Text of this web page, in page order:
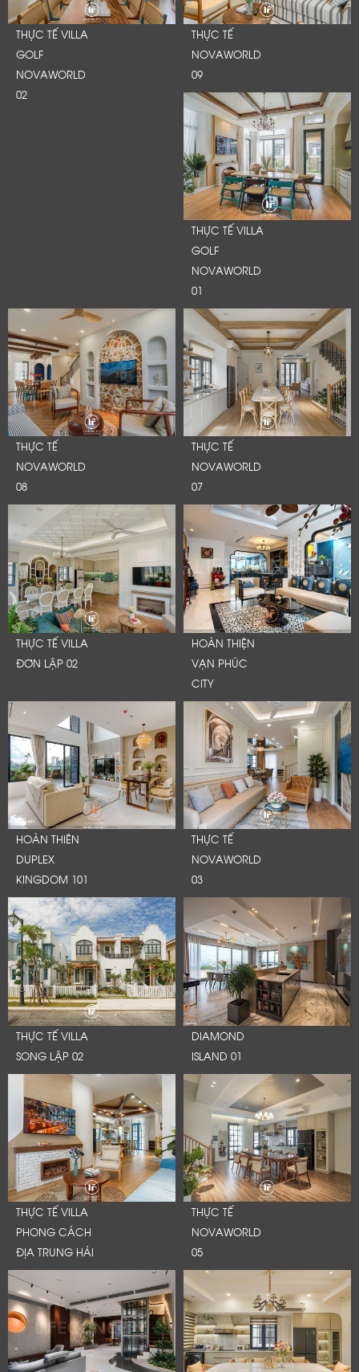
THỰC TẾ VILLA
GOLF
NOVAWORLD
02
THỰC TẾ
NOVAWORLD
09
THỰC TẾ VILLA
GOLF
NOVAWORLD
01
THỰC TẾ
NOVAWORLD
08
THỰC TẾ
NOVAWORLD
07
THỰC TẾ VILLA
ĐƠN LẬP 02
HOÀN THIỆN
VẠN PHÚC
CITY
HOÀN THIÊN
DUPLEX
KINGDOM 101
THỰC TẾ
NOVAWORLD
03
THỰC TẾ VILLA
SONG LẬP 02
DIAMOND
ISLAND 01
THỰC TẾ VILLA
PHONG CÁCH
ĐỊA TRUNG HẢI
THỰC TẾ
NOVAWORLD
05